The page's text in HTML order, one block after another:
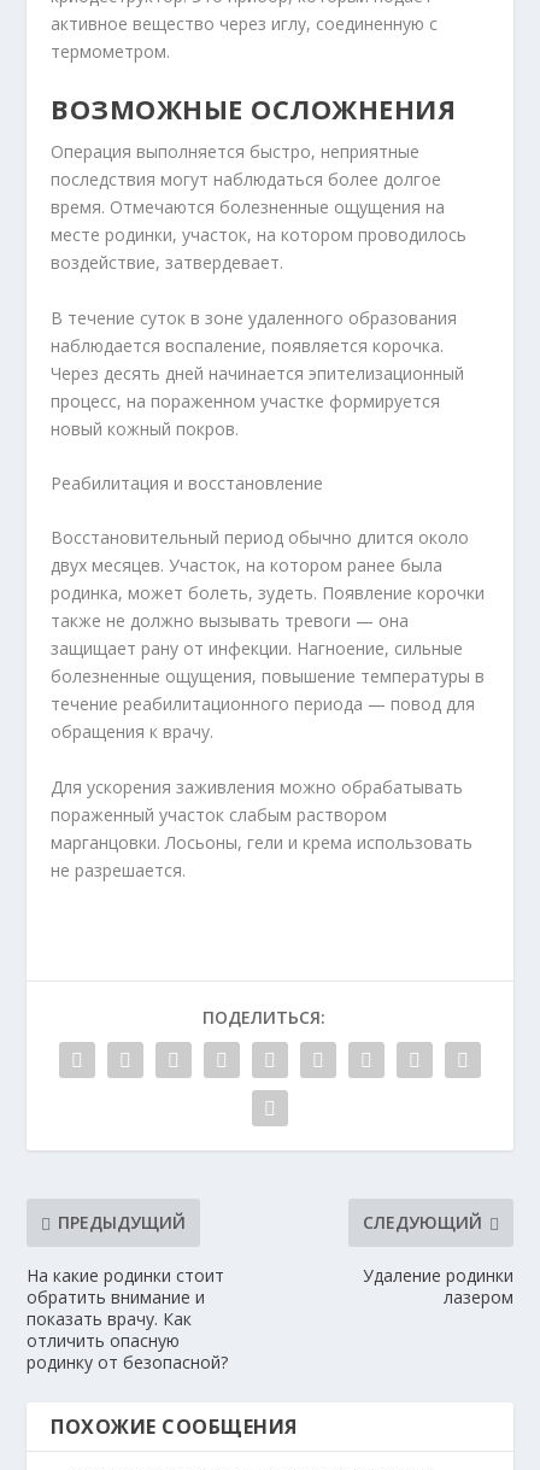
активное вещество через иглу, соединенную с
термометром.
ВОЗМОЖНЫЕ ОСЛОЖНЕНИЯ
Операция выполняется быстро, неприятные
последствия могут наблюдаться более долгое
время. Отмечаются болезненные ощущения на
месте родинки, участок, на котором проводилось
воздействие, затвердевает.
В течение суток в зоне удаленного образования
наблюдается воспаление, появляется корочка.
Через десять дней начинается эпителизационный
процесс, на пораженном участке формируется
новый кожный покров.
Реабилитация и восстановление
Восстановительный период обычно длится около
двух месяцев. Участок, на котором ранее была
родинка, может болеть, зудеть. Появление корочки
также не должно вызывать тревоги — она
защищает рану от инфекции. Нагноение, сильные
болезненные ощущения, повышение температуры в
течение реабилитационного периода — повод для
обращения к врачу.
Для ускорения заживления можно обрабатывать
пораженный участок слабым раствором
марганцовки. Лосьоны, гели и крема использовать
не разрешается.
ПОДЕЛИТЬСЯ:
ПРЕДЫДУЩИЙ
На какие родинки стоит
обратить внимание и
показать врачу. Как
отличить опасную
родинку от безопасной?
СЛЕДУЮЩИЙ
Удаление родинки
лазером
ПОХОЖИЕ СООБЩЕНИЯ